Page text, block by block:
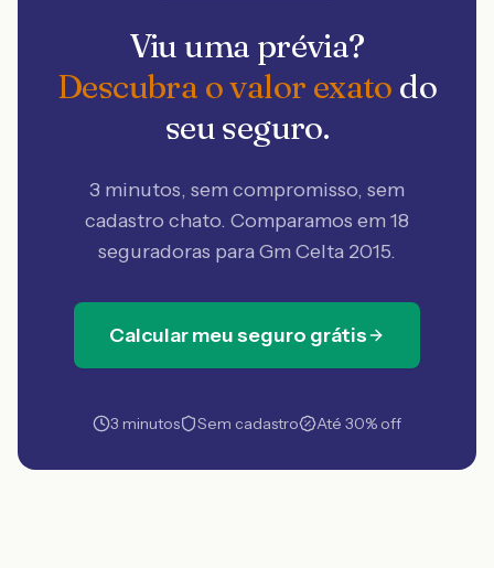
Viu uma prévia?
Descubra o valor exato do
seu seguro.
3 minutos, sem compromisso, sem
cadastro chato. Comparamos em 18
seguradoras para Gm Celta 2015.
Calcular meu seguro grátis
3 minutos Sem cadastro Até 30% off